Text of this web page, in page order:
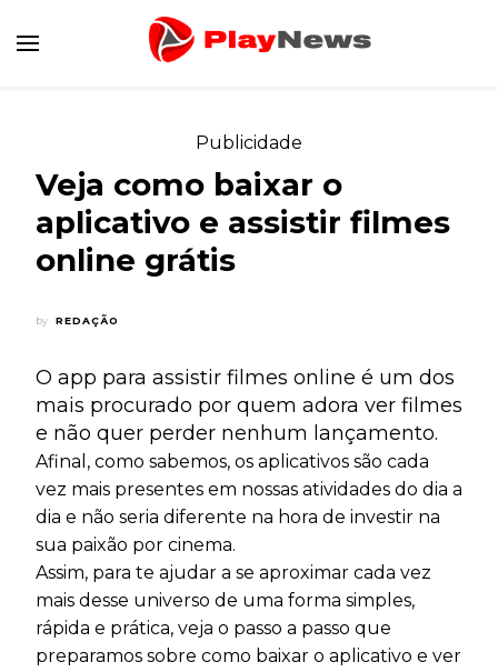
Publicidade
Veja como baixar o
aplicativo e assistir filmes
online grátis
by REDAÇÃO
O app para assistir filmes online é um dos
mais procurado por quem adora ver filmes
e não quer perder nenhum lançamento.
Afinal, como sabemos, os aplicativos são cada
vez mais presentes em nossas atividades do dia a
dia e não seria diferente na hora de investir na
sua paixão por cinema.
Assim, para te ajudar a se aproximar cada vez
mais desse universo de uma forma simples,
rápida e prática, veja o passo a passo que
preparamos sobre como baixar o aplicativo e ver